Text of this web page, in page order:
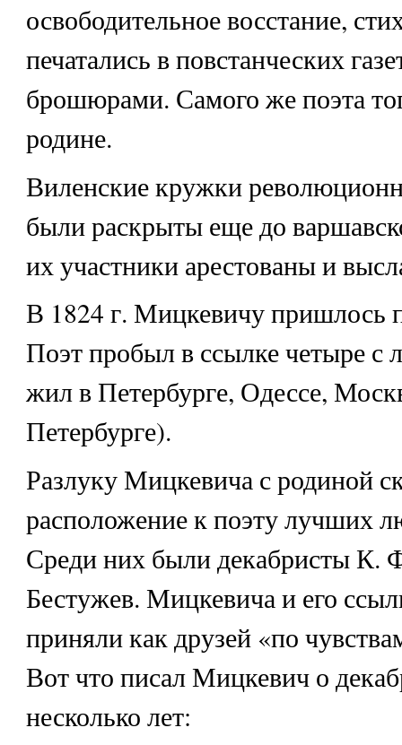
освободительное восстание,
печатались в повстанческих
брошюрами. Самого же поэта
родине.
Виленские кружки
были раскрыты еще до
их участники арестованы и
В 1824 г. Мицкевичу пришлось
Поэт пробыл в ссылке четыре с
жил в Петербурге, Одессе,
Петербурге).
Разлуку Мицкевича с родиной
расположение к поэту лучших
Среди них были декабристы К.
Бестужев. Мицкевича и его
приняли как друзей «по
Вот что писал Мицкевич о
несколько лет: